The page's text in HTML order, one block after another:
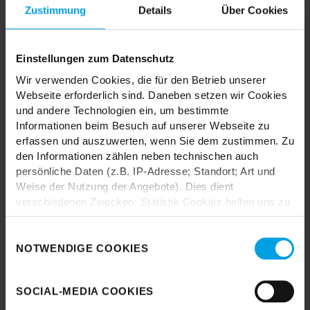
Zustimmung Details Über Cookies
Einstellungen zum Datenschutz
Wir verwenden Cookies, die für den Betrieb unserer
Webseite erforderlich sind. Daneben setzen wir Cookies
und andere Technologien ein, um bestimmte
Informationen beim Besuch auf unserer Webseite zu
erfassen und auszuwerten, wenn Sie dem zustimmen. Zu
den Informationen zählen neben technischen auch
persönliche Daten (z.B. IP-Adresse; Standort; Art und
Weise der Nutzung der Angebote). Dies dient
verschiedenen Zwecken: Statistik Cookies helfen uns zu
anonymisiert für statistische Zwecke auszuwerten.
Marketing Cookies helfen uns, Ihnen personalisierte
Werbung anzuzeigen. Social-Media-Cookies ermöglichen
es, eine Verbindung zu sozialen Netzwerken aufzubauen,
NOTWENDIGE COOKIES
SOCIAL-MEDIA COOKIES
TRENDHOPPER STORES
Wie wäre es mit einer großen Portion Inspiration und Kreativität?
In unseren Stores findest du alle Trendhopper Möbel, Stoffe und
Styles.
Durch das Laden akzeptieren Sie die
Karte laden